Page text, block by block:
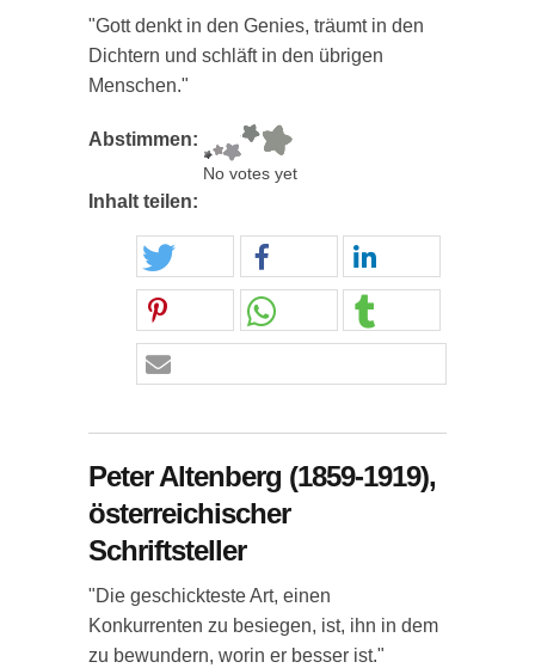
"Gott denkt in den Genies, träumt in den
Dichtern und schläft in den übrigen
Menschen."
Abstimmen:
No votes yet
Inhalt teilen:
Peter Altenberg (1859-1919),
österreichischer
Schriftsteller
"Die geschickteste Art, einen
Konkurrenten zu besiegen, ist, ihn in dem
zu bewundern, worin er besser ist."